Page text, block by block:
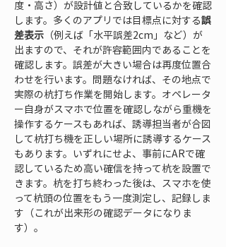
度・高さ）が設計値と合致しているかを確認
します。多くのアプリでは目標点に対する誤
差表示 （例えば「水平誤差2cm」など）が
出ますので、それが許容範囲内であることを
確認します。誤差が大きい場合は再度位置合
わせを行います。問題なければ、その地点で
実際の杭打ち作業を開始します。オペレータ
ー自身がスマホで位置を確認しながら重機を
操作するケースもあれば、誘導担当者が合図
して杭打ち機を正しい場所に誘導するケース
もあります。いずれにせよ、事前にARで確
認しているため高い確信を持って杭を設置で
きます。杭を打ち終わった後は、スマホを使
って杭頭の位置をもう一度測定し、記録しま
す（これが出来形の確認データになりま